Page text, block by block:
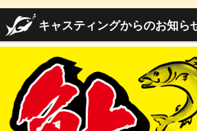
キャスティングからのお知ら